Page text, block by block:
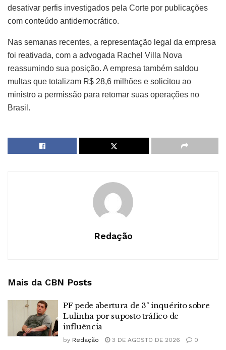
desativar perfis investigados pela Corte por publicações
com conteúdo antidemocrático.
Nas semanas recentes, a representação legal da empresa
foi reativada, com a advogada Rachel Villa Nova
reassumindo sua posição. A empresa também saldou
multas que totalizam R$ 28,6 milhões e solicitou ao
ministro a permissão para retomar suas operações no
Brasil.
Redação
Mais da CBN Posts
PF pede abertura de 3º inquérito sobre
Lulinha por suposto tráfico de
influência
by Redação 3 DE AGOSTO DE 2026 0